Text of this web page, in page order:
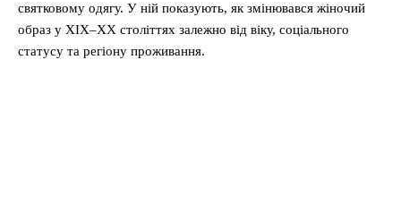
святковому одягу. У ній показують, як змінювався жіночий
образ у XIX–XX століттях залежно від віку, соціального
статусу та регіону проживання.